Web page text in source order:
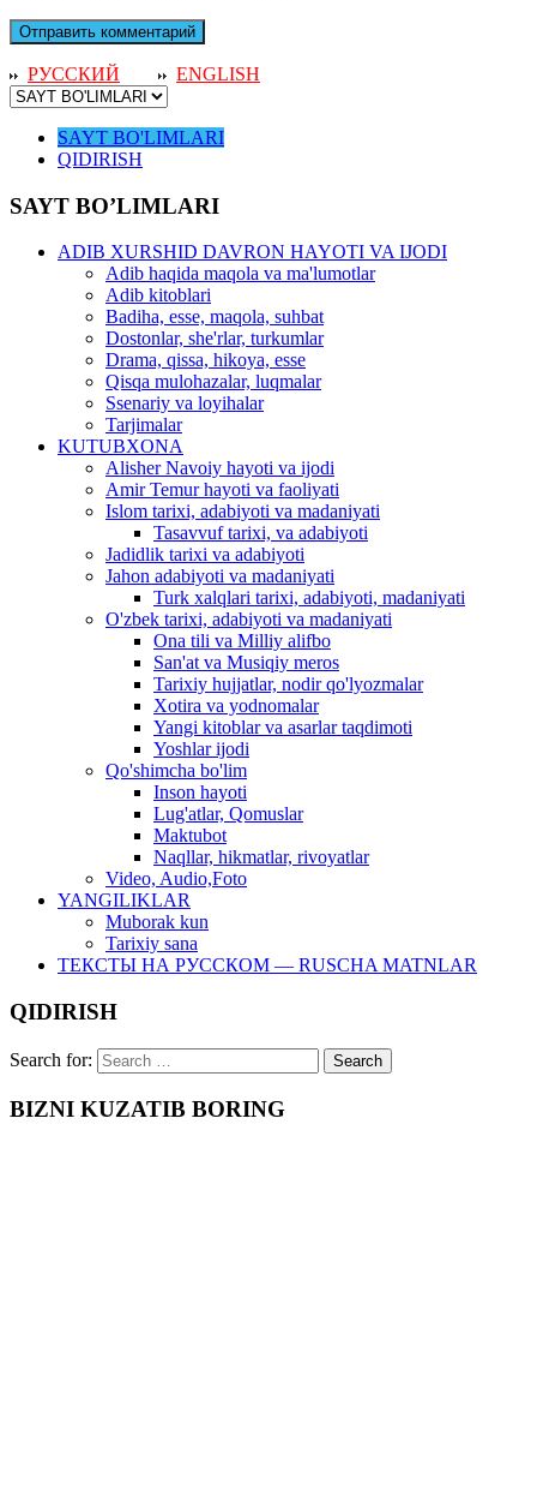
РУССКИЙ ENGLISH
SAYT BO'LIMLARI
QIDIRISH
SAYT BO’LIMLARI
ADIB XURSHID DAVRON HAYOTI VA IJODI
Adib haqida maqola va ma'lumotlar
Adib kitoblari
Badiha, esse, maqola, suhbat
Dostonlar, she'rlar, turkumlar
Drama, qissa, hikoya, esse
Qisqa mulohazalar, luqmalar
Ssenariy va loyihalar
Tarjimalar
KUTUBXONA
Alisher Navoiy hayoti va ijodi
Amir Temur hayoti va faoliyati
Islom tarixi, adabiyoti va madaniyati
Tasavvuf tarixi, va adabiyoti
Jadidlik tarixi va adabiyoti
Jahon adabiyoti va madaniyati
Turk xalqlari tarixi, adabiyoti, madaniyati
O'zbek tarixi, adabiyoti va madaniyati
Ona tili va Milliy alifbo
San'at va Musiqiy meros
Tarixiy hujjatlar, nodir qo'lyozmalar
Xotira va yodnomalar
Yangi kitoblar va asarlar taqdimoti
Yoshlar ijodi
Qo'shimcha bo'lim
Inson hayoti
Lug'atlar, Qomuslar
Maktubot
Naqllar, hikmatlar, rivoyatlar
Video, Audio,Foto
YANGILIKLAR
Muborak kun
Tarixiy sana
ТЕКСТЫ НА РУССКОМ — RUSCHA MATNLAR
QIDIRISH
Search for:
BIZNI KUZATIB BORING